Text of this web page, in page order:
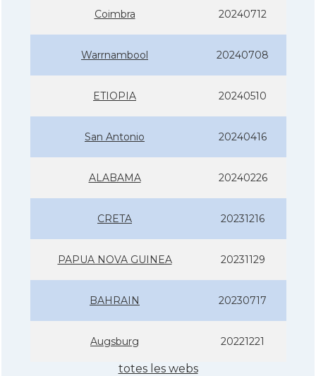
Coimbra 20240712
Warrnambool 20240708
ETIOPIA 20240510
San Antonio 20240416
ALABAMA 20240226
CRETA 20231216
PAPUA NOVA GUINEA 20231129
BAHRAIN 20230717
Augsburg 20221221
totes les webs